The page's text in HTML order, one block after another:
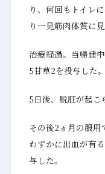
り、何回もトイレ
り一見筋肉体質に見
治療経過。当帰建
5甘草2を投与した。
5日後、脱肛が起こ
その後2ヵ月の服用
わずかに出血が有
与した。